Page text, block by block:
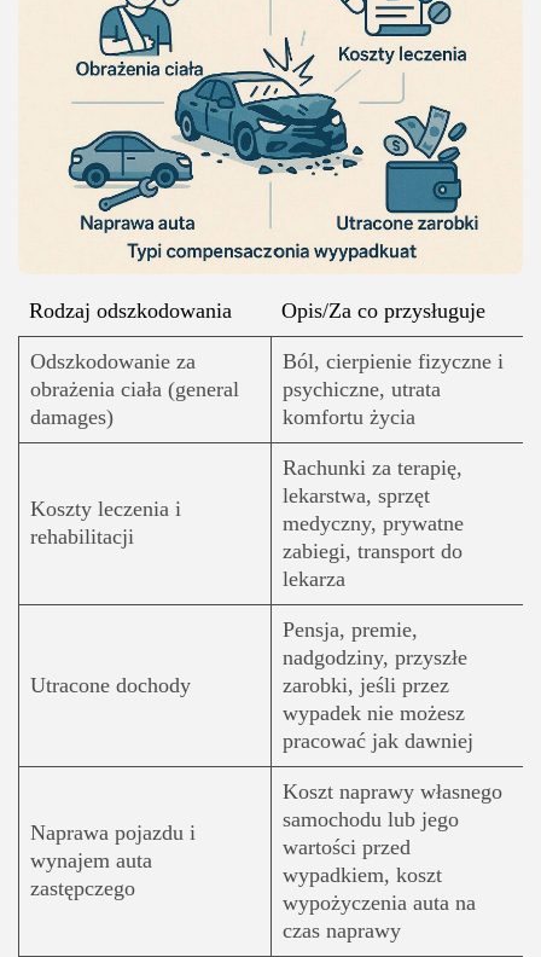
Rodzaj odszkodowania Opis/Za co przysługuje
Odszkodowanie za
obrażenia ciała (general
damages)
Ból, cierpienie fizyczne i
psychiczne, utrata
komfortu życia
Koszty leczenia i
rehabilitacji
Rachunki za terapię,
lekarstwa, sprzęt
medyczny, prywatne
zabiegi, transport do
lekarza
Utracone dochody
Pensja, premie,
nadgodziny, przyszłe
zarobki, jeśli przez
wypadek nie możesz
pracować jak dawniej
Naprawa pojazdu i
wynajem auta
zastępczego
Koszt naprawy własnego
samochodu lub jego
wartości przed
wypadkiem, koszt
wypożyczenia auta na
czas naprawy